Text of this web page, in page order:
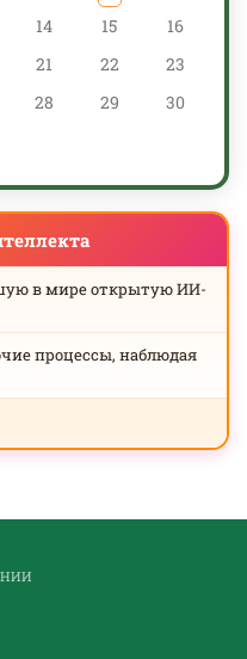
14 15
16
21 22
23
28 29
30
в мире открытую ИИ-
процессы, наблюдая